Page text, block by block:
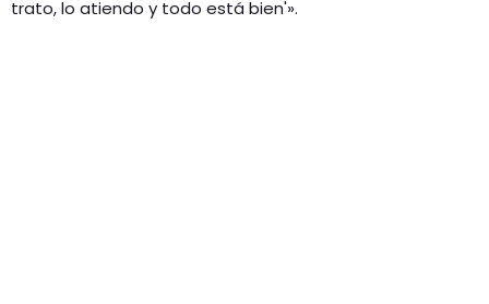
trato, lo atiendo y todo está bien'».